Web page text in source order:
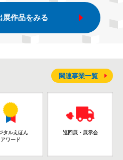
展作品をみる
タルえほん
アワード
巡回展・展示会
関連事業一覧